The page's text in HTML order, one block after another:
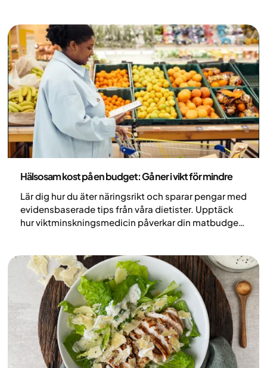
sug som regler, tider och kontroll. Matbrus är ett
relativt nytt begrepp inom forskningen och sätter
ord på något som många länge har känt igen.
Hälsosam kost på en budget: Gå ner i vikt för mindre
Lär dig hur du äter näringsrikt och sparar pengar med
evidensbaserade tips från våra dietister. Upptäck
hur viktminskningsmedicin påverkar din matbudget